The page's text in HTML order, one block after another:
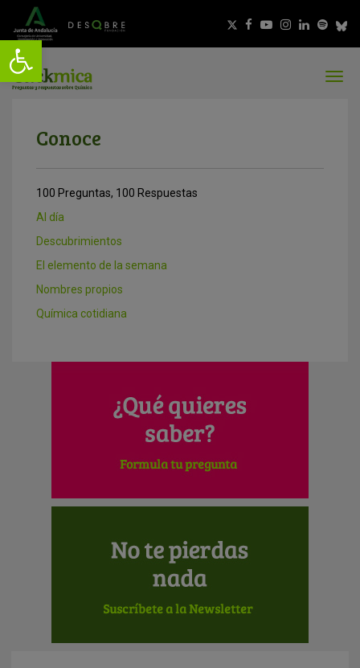
Conoce
100 Preguntas, 100 Respuestas
Al día
Descubrimientos
El elemento de la semana
Nombres propios
Química cotidiana